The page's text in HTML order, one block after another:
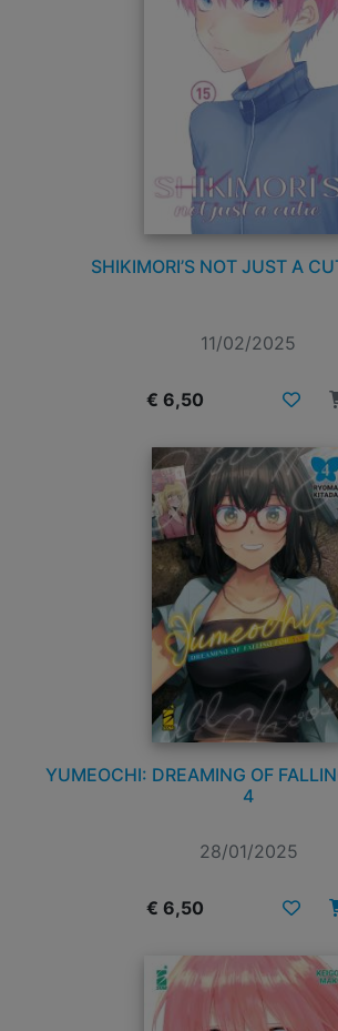
SHIKIMORI’S NOT JUST A
11/02/2025
€ 6,50
YUMEOCHI: DREAMING OF
4
28/01/2025
€ 6,50